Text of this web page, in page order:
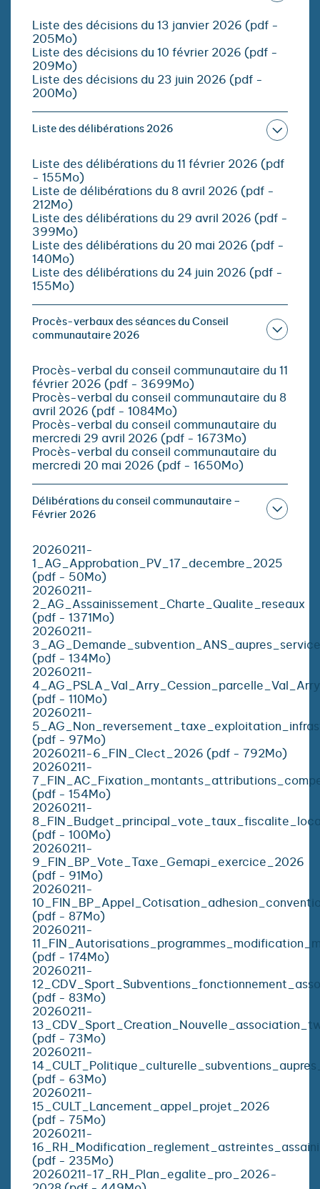
Liste des décisions du 13 janvier 2026 (pdf -
205Mo)
Liste des décisions du 10 février 2026 (pdf -
209Mo)
Liste des décisions du 23 juin 2026 (pdf -
200Mo)
Liste des délibérations 2026
Liste des délibérations du 11 février 2026 (pdf
- 155Mo)
Liste de délibérations du 8 avril 2026 (pdf -
212Mo)
Liste des délibérations du 29 avril 2026 (pdf -
399Mo)
Liste des délibérations du 20 mai 2026 (pdf -
140Mo)
Liste des délibérations du 24 juin 2026 (pdf -
155Mo)
Procès-verbaux des séances du Conseil
communautaire 2026
Procès-verbal du conseil communautaire du 11
février 2026 (pdf - 3699Mo)
Procès-verbal du conseil communautaire du 8
avril 2026 (pdf - 1084Mo)
Procès-verbal du conseil communautaire du
mercredi 29 avril 2026 (pdf - 1673Mo)
Procès-verbal du conseil communautaire du
mercredi 20 mai 2026 (pdf - 1650Mo)
Délibérations du conseil communautaire –
Février 2026
20260211-
1_AG_Approbation_PV_17_decembre_2025
(pdf - 50Mo)
20260211-
2_AG_Assainissement_Charte_Qualite_reseaux
(pdf - 1371Mo)
20260211-
(pdf - 134Mo)
20260211-
(pdf - 110Mo)
20260211-
(pdf - 97Mo)
20260211-6_FIN_Clect_2026 (pdf - 792Mo)
20260211-
(pdf - 154Mo)
20260211-
(pdf - 100Mo)
20260211-
9_FIN_BP_Vote_Taxe_Gemapi_exercice_2026
(pdf - 91Mo)
20260211-
(pdf - 87Mo)
20260211-
(pdf - 174Mo)
20260211-
(pdf - 83Mo)
20260211-
(pdf - 73Mo)
20260211-
(pdf - 63Mo)
20260211-
15_CULT_Lancement_appel_projet_2026
(pdf - 75Mo)
20260211-
(pdf - 235Mo)
20260211-17_RH_Plan_egalite_pro_2026-